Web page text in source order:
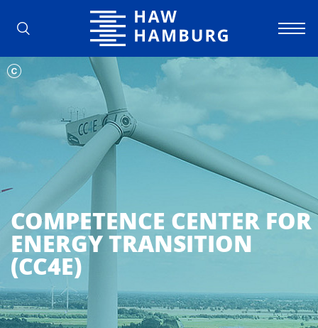
Hochschule für Angewandte
COMPETENCE CENTER FOR
ENERGY TRANSITION
(CC4E)